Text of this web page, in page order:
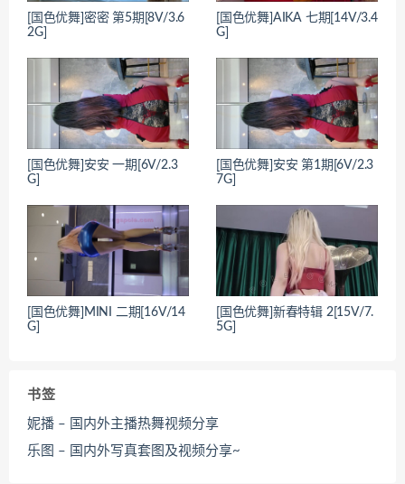
[国色优舞]密密 第5期[8V/3.6
2G]
[国色优舞]AIKA 七期[14V/3.4
G]
[国色优舞]安安 一期[6V/2.3
G]
[国色优舞]安安 第1期[6V/2.3
7G]
[国色优舞]MINI 二期[16V/14
G]
[国色优舞]新春特辑 2[15V/7.
5G]
书签
妮播 – 国内外主播热舞视频分享
乐图 – 国内外写真套图及视频分享~